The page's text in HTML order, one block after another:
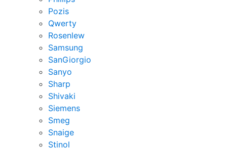
Pozis
Qwerty
Rosenlew
Samsung
SanGiorgio
Sanyo
Sharp
Shivaki
Siemens
Smeg
Snaige
Stinol